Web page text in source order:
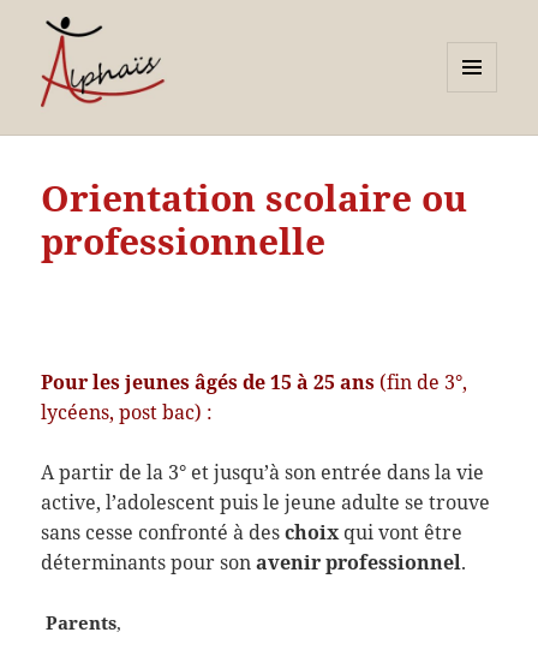
compétences et
orientations adultes et
jeunes
WIDGETS
Orientation scolaire ou
professionnelle
Pour les jeunes âgés de 15 à 25 ans (fin de 3°,
lycéens, post bac) :
A partir de la 3° et jusqu’à son entrée dans la vie
active, l’adolescent puis le jeune adulte se trouve
sans cesse confronté à deschoixqui vont être
déterminants pour sonavenir professionnel.
Parents,